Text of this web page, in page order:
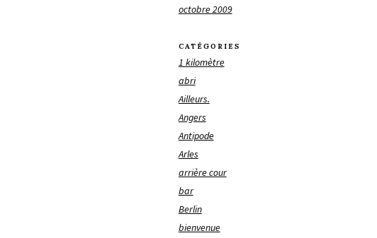
octobre 2009
CATÉGORIES
1 kilomètre
abri
Ailleurs.
Angers
Antipode
Arles
arrière cour
bar
Berlin
bienvenue